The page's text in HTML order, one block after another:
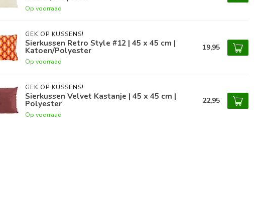
Op voorraad
GEK OP KUSSENS!
Sierkussen Retro Style #12 | 45 x 45 cm |
Katoen/Polyester
Op voorraad
19,95
GEK OP KUSSENS!
Sierkussen Velvet Kastanje | 45 x 45 cm |
Polyester
Op voorraad
22,95